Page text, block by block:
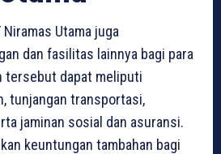
Utama juga
dan fasilitas lainnya bagi para
tersebut dapat meliputi
tunjangan transportasi,
jaminan sosial dan asuransi.
keuntungan tambahan bagi